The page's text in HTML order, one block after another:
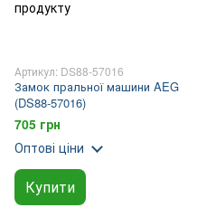
Артикул: DS88-57016
Замок пральної машини AEG
(DS88-57016)
705 грн
Оптові ціни
Купити